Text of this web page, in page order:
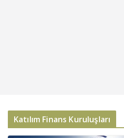
Katılım Finans Kuruluşları